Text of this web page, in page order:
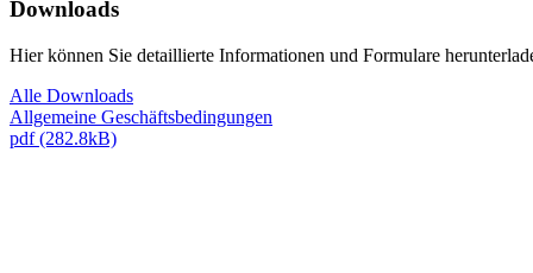
Downloads
Hier können Sie detaillierte Informationen und Formulare
Alle Downloads
Allgemeine Geschäftsbedingungen
pdf (282.8kB)